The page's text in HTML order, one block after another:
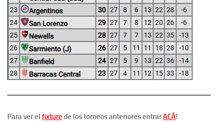
Para ver el fixture de los torneos anteriores entrarACÁ!